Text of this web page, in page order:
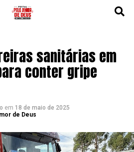
sanitárias em
conter gripe
em 18 de maio de 2025
de Deus